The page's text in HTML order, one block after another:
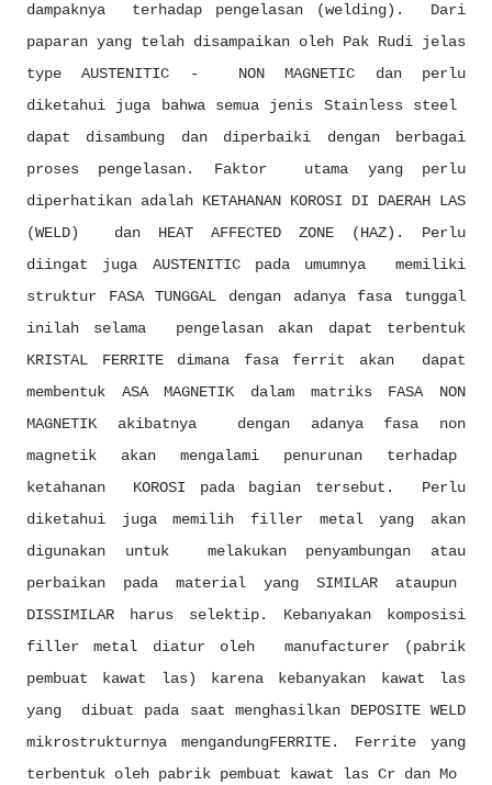
dampaknya terhadap pengelasan (welding). Dari
paparan yang telah disampaikan oleh Pak Rudi jelas
type AUSTENITIC - NON MAGNETIC dan perlu
diketahui juga bahwa semua jenis Stainless steel
dapat disambung dan diperbaiki dengan berbagai
proses pengelasan. Faktor utama yang perlu
diperhatikan adalah KETAHANAN KOROSI DI DAERAH LAS
(WELD) dan HEAT AFFECTED ZONE (HAZ). Perlu
diingat juga AUSTENITIC pada umumnya memiliki
struktur FASA TUNGGAL dengan adanya fasa tunggal
inilah selama pengelasan akan dapat terbentuk
KRISTAL FERRITE dimana fasa ferrit akan dapat
membentuk ASA MAGNETIK dalam matriks FASA NON
MAGNETIK akibatnya dengan adanya fasa non
magnetik akan mengalami penurunan terhadap
ketahanan KOROSI pada bagian tersebut. Perlu
diketahui juga memilih filler metal yang akan
digunakan untuk melakukan penyambungan atau
perbaikan pada material yang SIMILAR ataupun
DISSIMILAR harus selektip. Kebanyakan komposisi
filler metal diatur oleh manufacturer (pabrik
pembuat kawat las) karena kebanyakan kawat las
yang dibuat pada saat menghasilkan DEPOSITE WELD
mikrostrukturnya mengandungFERRITE. Ferrite yang
terbentuk oleh pabrik pembuat kawat las Cr dan Mo